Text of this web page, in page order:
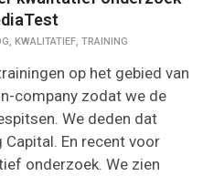
KWALITATIEF TRAINING
op het gebied van
company zodat we de
We deden dat
En recent voor
onderzoek. We zien